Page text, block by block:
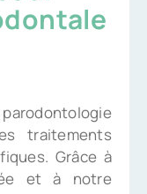
traitements
Grâce à
et à notre